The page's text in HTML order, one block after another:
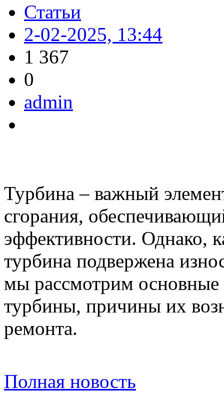
Статьи
2-02-2025, 13:44
1 367
0
admin
Турбина – важный
сгорания,
эффективности. Однако,
турбина подвержена
мы рассмотрим основные
турбины, причины их
ремонта.
Полная новость